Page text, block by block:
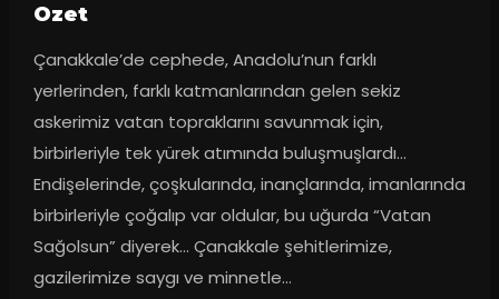
Ozet
Çanakkale’de cephede, Anadolu’nun farklı
yerlerinden, farklı katmanlarından gelen sekiz
askerimiz vatan topraklarını savunmak için,
birbirleriyle tek yürek atımında buluşmuşlardı…
Endişelerinde, çoşkularında, inançlarında, imanlarında
birbirleriyle çoğalıp var oldular, bu uğurda “Vatan
Sağolsun” diyerek… Çanakkale şehitlerimize,
gazilerimize saygı ve minnetle…